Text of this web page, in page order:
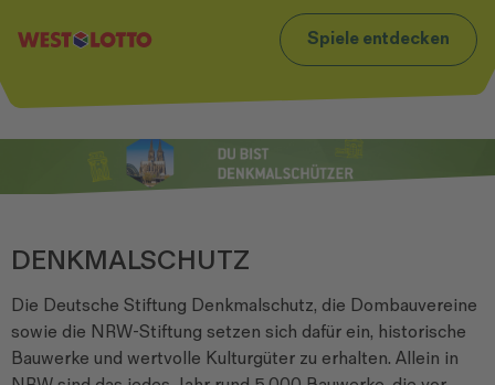
Zum Footer Spiele entdecken
DENKMALSCHUTZ
Die Deutsche Stiftung Denkmalschutz, die Dombauvereine
sowie die NRW-Stiftung setzen sich dafür ein, historische
Bauwerke und wertvolle Kulturgüter zu erhalten. Allein in